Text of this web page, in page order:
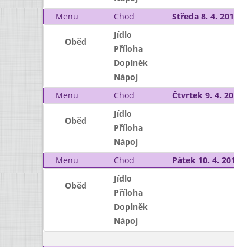
Menu
Chod Středa 8. 4.
Oběd
Jídlo
Příloha
Doplněk
Nápoj
Menu
Chod Čtvrtek 9. 4.
Oběd
Jídlo
Příloha
Nápoj
Menu
Chod Pátek 10. 4.
Oběd
Jídlo
Příloha
Doplněk
Nápoj